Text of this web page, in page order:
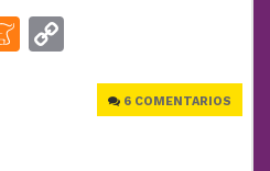
Meneame
6 COMENTARIOS